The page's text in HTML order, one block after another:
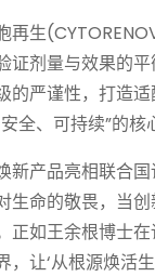
再生
证剂量与效果的
的严谨性，打造
全、可持续”的
新产品亮相联合
生命的敬畏，当
正如王余根博士
，让‘从根源焕活